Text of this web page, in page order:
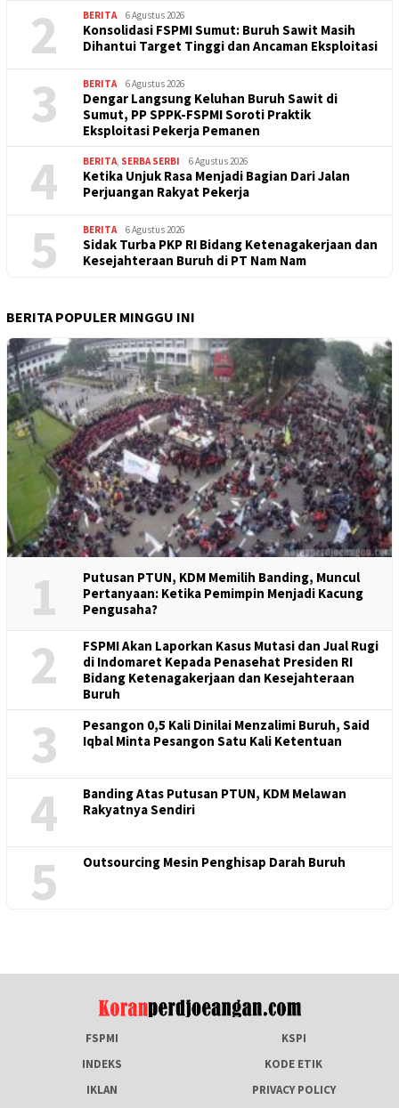
2 BERITA 6 Agustus 2026
Konsolidasi FSPMI Sumut: Buruh Sawit Masih
Dihantui Target Tinggi dan Ancaman Eksploitasi
3 BERITA 6 Agustus 2026
Dengar Langsung Keluhan Buruh Sawit di
Sumut, PP SPPK-FSPMI Soroti Praktik
Eksploitasi Pekerja Pemanen
4 BERITA, SERBA SERBI 6 Agustus 2026
Ketika Unjuk Rasa Menjadi Bagian Dari Jalan
Perjuangan Rakyat Pekerja
5 BERITA 6 Agustus 2026
Sidak Turba PKP RI Bidang Ketenagakerjaan dan
Kesejahteraan Buruh di PT Nam Nam
BERITA POPULER MINGGU INI
1
Putusan PTUN, KDM Memilih Banding, Muncul
Pertanyaan: Ketika Pemimpin Menjadi Kacung
Pengusaha?
2
FSPMI Akan Laporkan Kasus Mutasi dan Jual Rugi
di Indomaret Kepada Penasehat Presiden RI
Bidang Ketenagakerjaan dan Kesejahteraan
Buruh
3
Pesangon 0,5 Kali Dinilai Menzalimi Buruh, Said
Iqbal Minta Pesangon Satu Kali Ketentuan
4
Banding Atas Putusan PTUN, KDM Melawan
Rakyatnya Sendiri
5 Outsourcing Mesin Penghisap Darah Buruh
FSPMI
KSPI
INDEKS
KODE ETIK
IKLAN
PRIVACY POLICY